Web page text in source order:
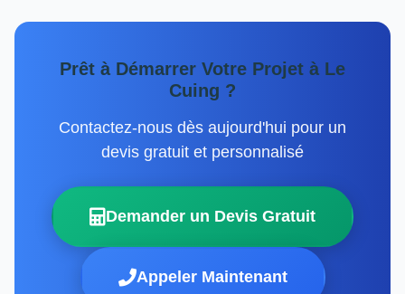
Prêt à Démarrer Votre Projet à Le
Cuing ?
Contactez-nous dès aujourd'hui pour un
devis gratuit et personnalisé
Demander un Devis Gratuit
Appeler Maintenant